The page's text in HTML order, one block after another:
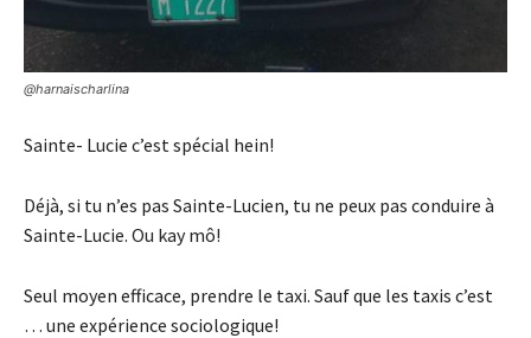
@harnaischarlina
Sainte- Lucie c’est spécial hein!
Déjà, si tu n’es pas Sainte-Lucien, tu ne peux pas conduire à
Sainte-Lucie. Ou kay mô!
Seul moyen efficace, prendre le taxi. Sauf que les taxis c’est
… une expérience sociologique!